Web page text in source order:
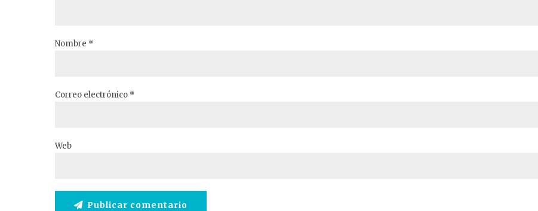
Nombre *
Correo electrónico *
Web
Publicar comentario